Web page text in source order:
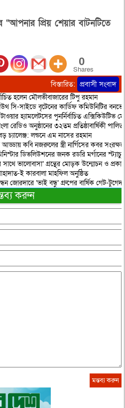
“আপনার প্রিয় শেয়ার বাটনটিতে
0
Shares
বিস্তারিত: প্রবাসী সংবাদ
হলেন মৌলভীবাজারের টিপু রহমান
সি-সাইডে বৃটেনের কার্ডিফ কমিউনিটির
হ্যামলেটসের পুনর্নির্বাচিত এক্সিকিউটিভ
রেডিও অনুষ্ঠানের ৩২তম প্রতিষ্ঠাবার্ষিকী পালিত
চ্যালেঞ্জ: লন্ডনে এম নাসের রহমান
আড্ডায় কবি নজরুলের স্ত্রী নার্গিসের কবর
ডিভলিউশনের জনক রডরি মর্গানের স্ট্যাচু
সাথে ভালোবাসা’ গ্রন্থের মোড়ক উন্মোচন ও
ই কারবালা মাহফিল অনুষ্ঠিত
জোরদারে ‘ভাই বন্ধু’ গ্রুপের বার্ষিক গেট-
করুন